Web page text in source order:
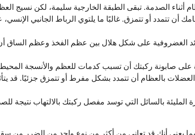
أن تتمدد أو تتمزق. غالبًا ما يلتوي الرباط الجانبي
الغضروفية على شكل هلال بين عظم الفخذ وعظم الساق
بالعظام أن تتمدد بشكل مفرط أو تتمزق جزئيًا. قد
بالسائل التي توسد مفصل ركبتك بالالتهاب نتيجة